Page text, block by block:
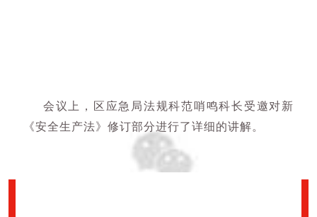
会议上，区应急局法规科范哨鸣科长受邀对新
《安全生产法》修订部分进行了详细的讲解。